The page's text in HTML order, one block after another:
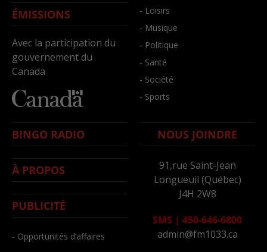
ÉMISSIONS
Avec la participation du
gouvernement du
Canada
- Loisirs
- Musique
- Politique
- Santé
- Société
- Sports
BINGO RADIO
À PROPOS
PUBLICITÉ
- Opportunités d’affaires
NOUS JOINDRE
91,rue Saint-Jean
Longueuil (Québec)
J4H 2W8
SMS | 450-646-6800
admin@fm1033.ca